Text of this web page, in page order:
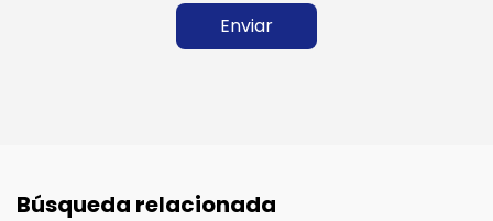
Enviar
Búsqueda relacionada